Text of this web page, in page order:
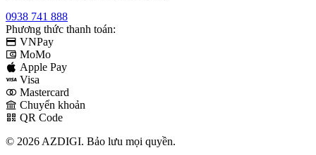
0938 741 888
Phương thức thanh toán:
VNPay
MoMo
Apple Pay
Visa
Mastercard
Chuyển khoản
QR Code
© 2026 AZDIGI. Bảo lưu mọi quyền.